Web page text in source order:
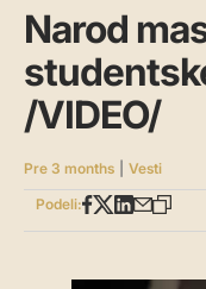
Narod
/VIDEO/
Pre 3 months Vesti
Podeli: